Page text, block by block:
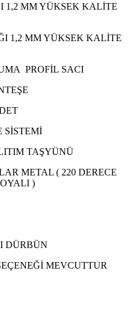
1,2 MM YÜKSEK KALİTE
1,2 MM YÜKSEK KALİTE
PROFİL SACI
SİSTEMİ
TAŞYÜNÜ
METAL ( 220 DERECE
)
DÜRBÜN
MEVCUTTUR